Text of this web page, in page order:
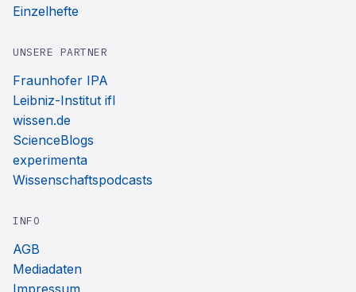
Einzelhefte
UNSERE PARTNER
Fraunhofer IPA
Leibniz-Institut ifl
wissen.de
ScienceBlogs
experimenta
Wissenschaftspodcasts
INFO
AGB
Mediadaten
Impressum